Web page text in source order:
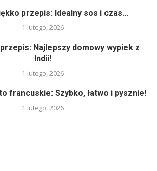
przepis: Idealny sos i czas...
1 lutego, 2026
Najlepszy domowy wypiek z
Indii!
1 lutego, 2026
francuskie: Szybko, łatwo i pysznie!
1 lutego, 2026